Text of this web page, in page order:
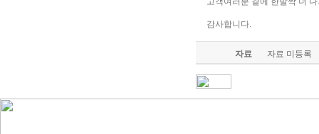
감사합니다.
자료 자료 미등록